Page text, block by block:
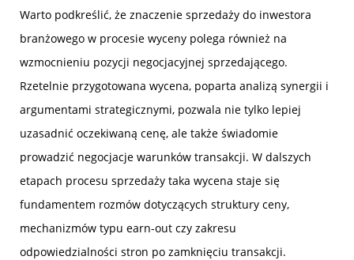
Warto podkreślić, że znaczenie sprzedaży do inwestora
branżowego w procesie wyceny polega również na
wzmocnieniu pozycji negocjacyjnej sprzedającego.
Rzetelnie przygotowana wycena, poparta analizą synergii i
argumentami strategicznymi, pozwala nie tylko lepiej
uzasadnić oczekiwaną cenę, ale także świadomie
prowadzić negocjacje warunków transakcji. W dalszych
etapach procesu sprzedaży taka wycena staje się
fundamentem rozmów dotyczących struktury ceny,
mechanizmów typu earn-out czy zakresu
odpowiedzialności stron po zamknięciu transakcji.